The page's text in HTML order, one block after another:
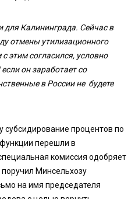
для Калининграда. Сейчас в
отмены утилизационного
этим согласился, условно
он заработает со
в России не будете
субсидирование процентов по
перешли в
комиссия одобряет
поручил Минсельхозу
на имя председателя